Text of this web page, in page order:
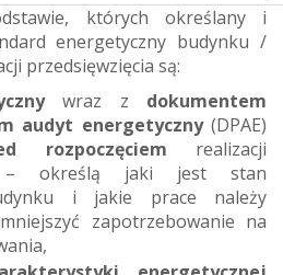
których określany i
energetyczny budynku /
przedsięwzięcia są:
wraz z dokumentem
audyt energetyczny(DPAE)
rozpoczęciem realizacji
– określą jaki jest stan
i jakie prace należy
zapotrzebowanie na